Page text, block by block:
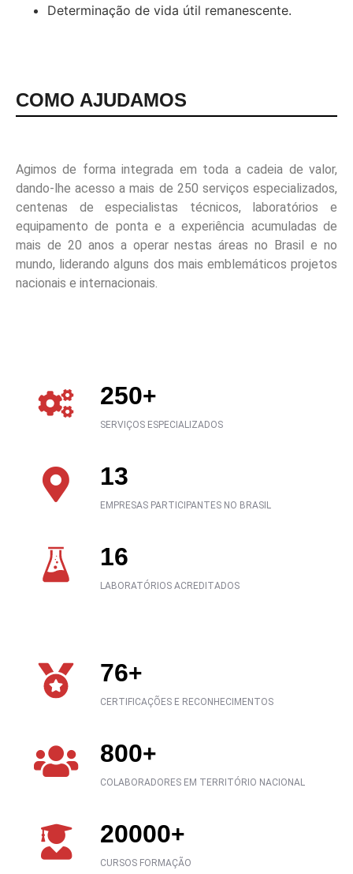
Determinação de vida útil remanescente.
COMO AJUDAMOS
Agimos de forma integrada em toda a cadeia de valor,
dando-lhe acesso a mais de 250 serviços especializados,
centenas de especialistas técnicos, laboratórios e
equipamento de ponta e a experiência acumuladas de
mais de 20 anos a operar nestas áreas no Brasil e no
mundo, liderando alguns dos mais emblemáticos projetos
nacionais e internacionais.
250+
SERVIÇOS ESPECIALIZADOS
13
EMPRESAS PARTICIPANTES NO BRASIL
16
LABORATÓRIOS ACREDITADOS
76+
CERTIFICAÇÕES E RECONHECIMENTOS
800+
COLABORADORES EM TERRITÓRIO NACIONAL
20000+
CURSOS FORMAÇÃO